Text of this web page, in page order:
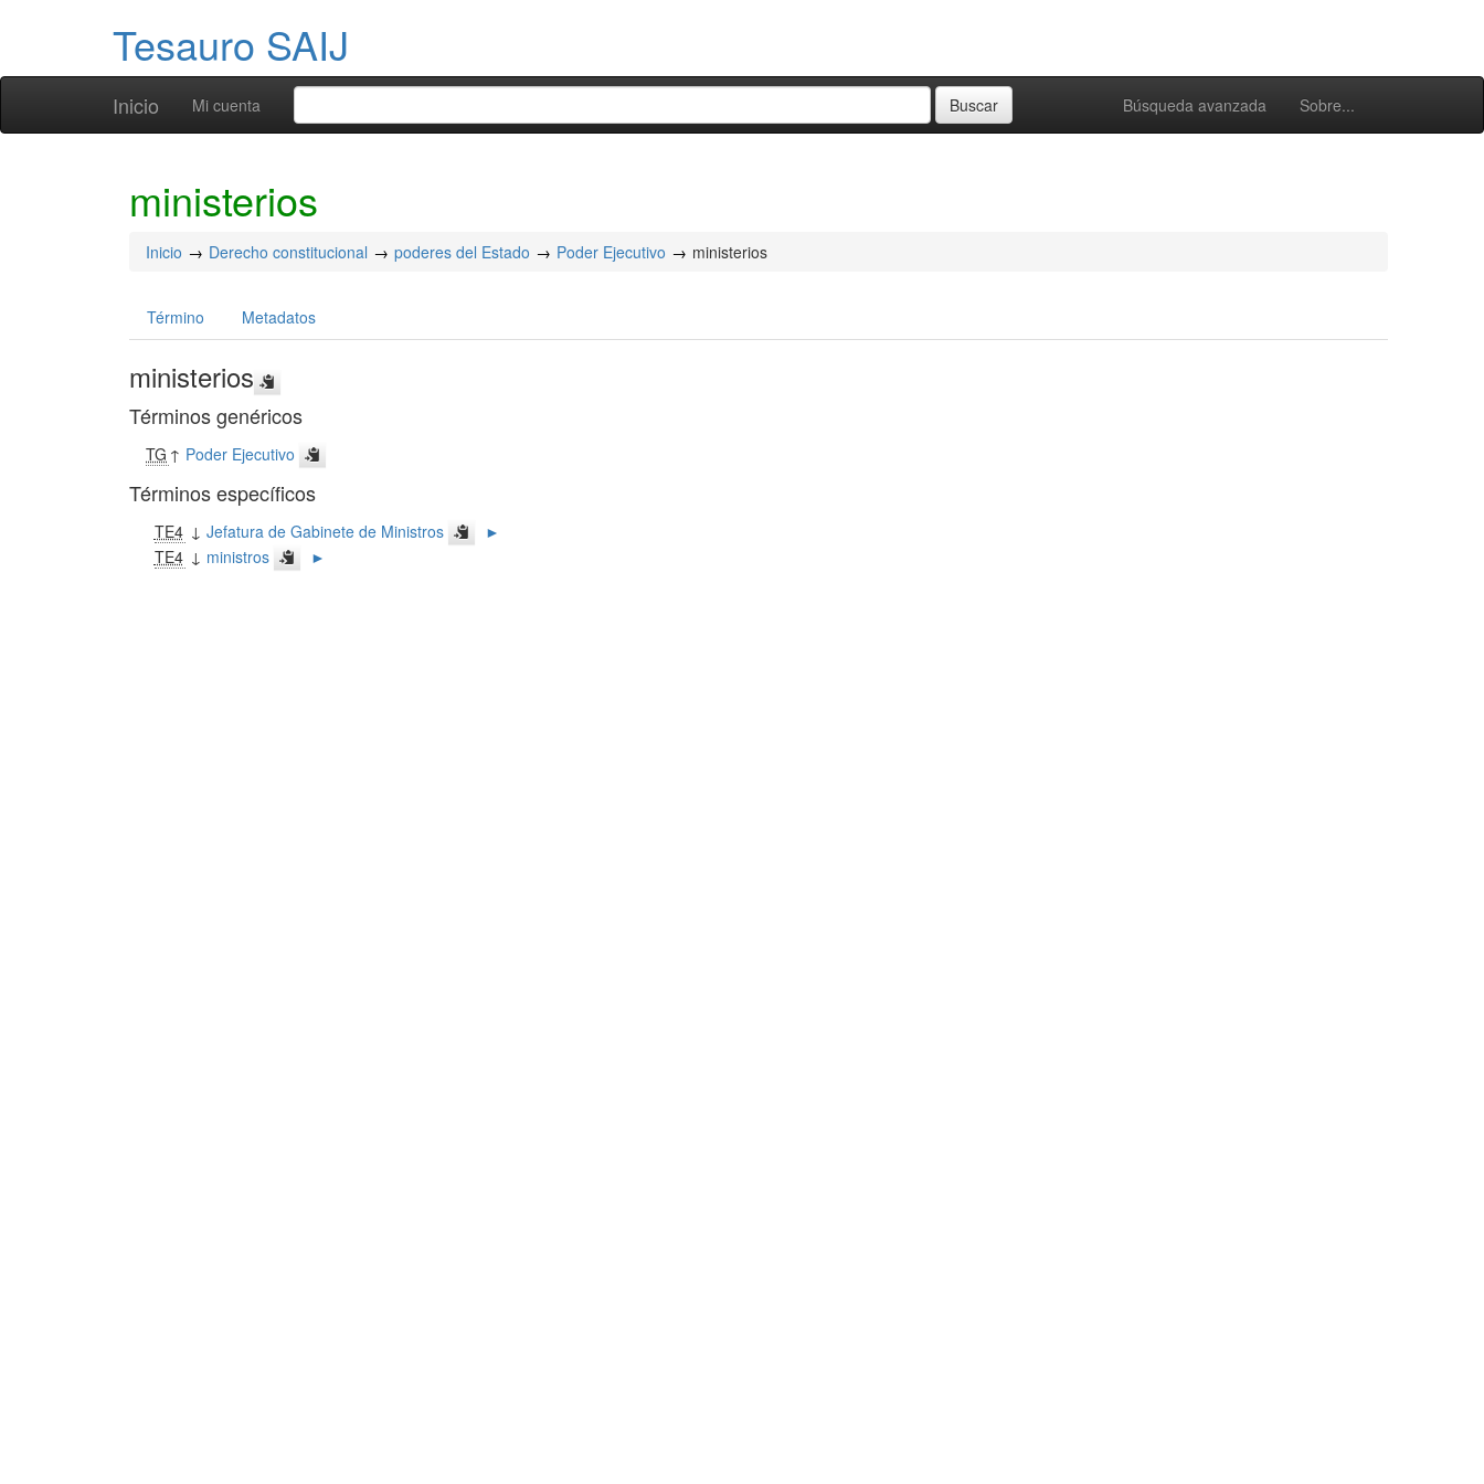
Tesauro SAIJ
Inicio Búsqueda avanzada Sobre...
Mi cuenta
ministerios
Inicio Derecho constitucional poderes del Estado Poder Ejecutivo ministerios
Término Metadatos
ministerios
Términos genéricos
TG ↑ Poder Ejecutivo
Términos específicos
TE4 ↓ Jefatura de Gabinete de Ministros
►
TE4 ↓ ministros ►